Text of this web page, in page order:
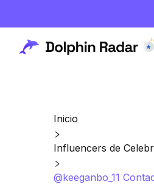
Inicio
Influencers de
@keeganbo_11